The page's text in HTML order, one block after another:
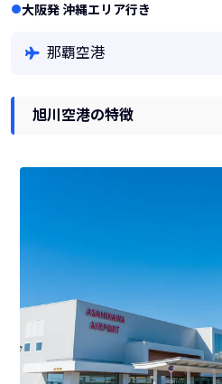
大阪発 沖縄エリア行き
那覇空港
旭川空港の特徴